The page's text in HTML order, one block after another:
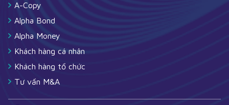
A-Copy
Alpha Bond
Alpha Money
Khách hàng cá nhân
Khách hàng tổ chức
Tư vấn M&A